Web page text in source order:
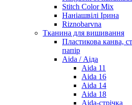
Stitch Color Mix
Наніашвілі Ірина
Riznobarvna
Тканина для вишивання
Пластикова канва,
папір
Aida / Аіда
Aida 11
Aida 16
Aida 14
Aida 18
Aida-стрічка